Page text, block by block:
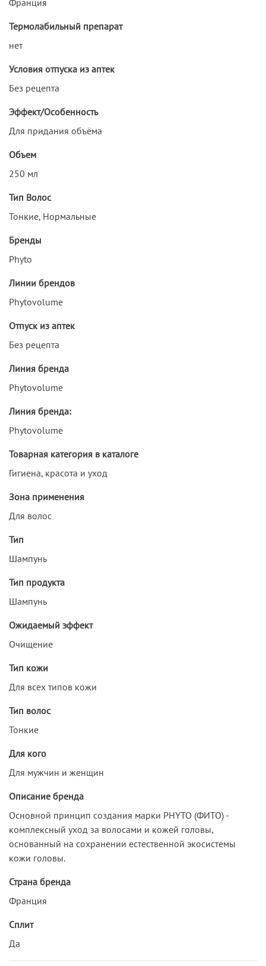
Термолабильный препарат
нет
Условия отпуска из аптек
Без рецепта
Эффект/Особенность
Для придания объёма
Объем
250 мл
Тип Волос
Тонкие, Нормальные
Бренды
Phyto
Линии брендов
Phytovolume
Отпуск из аптек
Без рецепта
Линия бренда
Phytovolume
Линия бренда:
Phytovolume
Товарная категория в каталоге
Гигиена, красота и уход
Зона применения
Для волос
Тип
Шампунь
Тип продукта
Шампунь
Ожидаемый эффект
Очищение
Тип кожи
Для всех типов кожи
Тип волос
Тонкие
Для кого
Для мужчин и женщин
Описание бренда
Основной принцип создания марки PHYTO (ФИТО) -
комплексный уход за волосами и кожей головы,
основанный на сохранении естественной экосистемы
кожи головы.
Страна бренда
Франция
Сплит
Да